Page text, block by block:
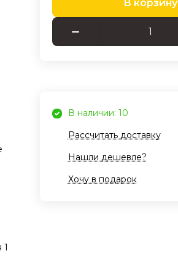
В корзину
В наличии: 10
Рассчитать доставку
Нашли дешевле?
Хочу в подарок